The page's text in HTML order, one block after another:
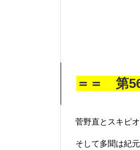
＝＝ 第
菅野直とスキピ
そして多聞は紀